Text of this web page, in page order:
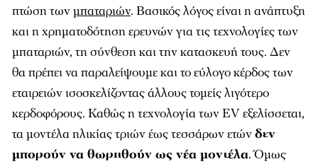
πτώση τωνμπαταριών. Βασικός λόγος είναι η ανάπτυξη
και η χρηματοδότηση ερευνών για τις τεχνολογίες των
μπαταριών, τη σύνθεση και την κατασκευή τους. Δεν
θα πρέπει να παραλείψουμε και το εύλογο κέρδος των
εταιρειών ισοσκελίζοντας άλλους τομείς λιγότερο
κερδοφόρους. Καθώς η τεχνολογία των EV εξελίσσεται,
τα μοντέλα ηλικίας τριών έως τεσσάρων ετώνδεν
μπορούν να θωρηθούν ως νέα μοντέλα. Όμως